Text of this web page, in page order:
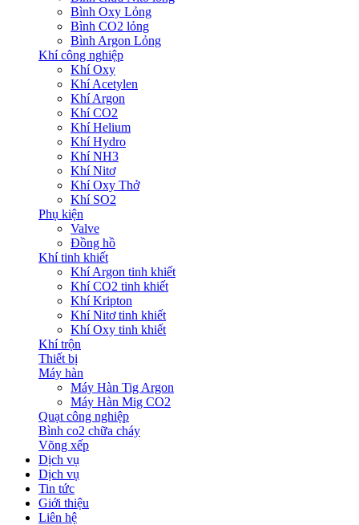
Bình Oxy Lỏng
Bình CO2 lỏng
Bình Argon Lỏng
Khí công nghiệp
Khí Oxy
Khí Acetylen
Khí Argon
Khí CO2
Khí Helium
Khí Hydro
Khí NH3
Khí Nitơ
Khí Oxy Thở
Khí SO2
Phụ kiện
Valve
Đồng hồ
Khí tinh khiết
Khí Argon tinh khiết
Khí CO2 tinh khiết
Khí Kripton
Khí Nitơ tinh khiết
Khí Oxy tinh khiết
Khí trộn
Thiết bị
Máy hàn
Máy Hàn Tig Argon
Máy Hàn Mig CO2
Quạt công nghiệp
Bình co2 chữa cháy
Võng xếp
Dịch vụ
Dịch vụ
Tin tức
Giới thiệu
Liên hệ